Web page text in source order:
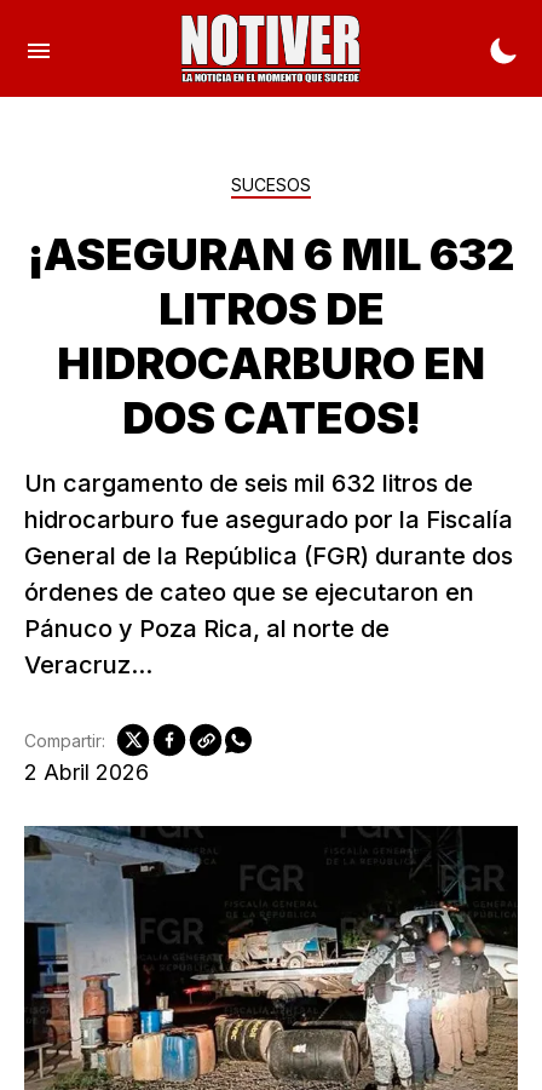
SUCESOS
¡ASEGURAN 6 MIL 632
LITROS DE
HIDROCARBURO EN
DOS CATEOS!
Un cargamento de seis mil 632 litros de
hidrocarburo fue asegurado por la Fiscalía
General de la República (FGR) durante dos
órdenes de cateo que se ejecutaron en
Pánuco y Poza Rica, al norte de
Veracruz...
2 Abril 2026
Compartir: